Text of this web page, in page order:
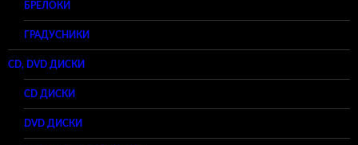
БРЕЛОКИ
ГРАДУСНИКИ
CD, DVD ДИСКИ
CD ДИСКИ
DVD ДИСКИ